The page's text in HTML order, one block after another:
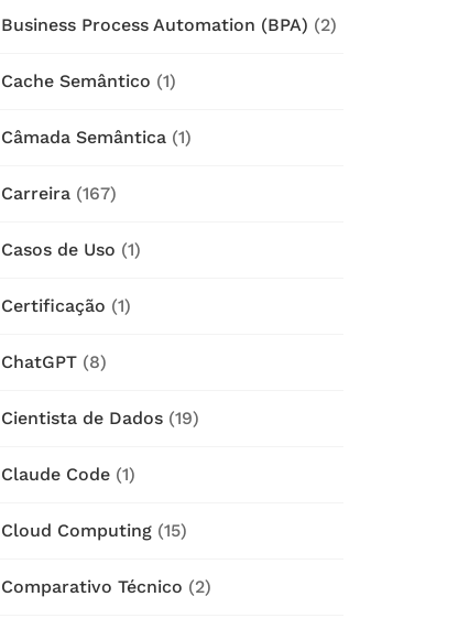
Business Process Automation (BPA) (2)
Cache Semântico (1)
Câmada Semântica (1)
Carreira (167)
Casos de Uso (1)
Certificação (1)
ChatGPT (8)
Cientista de Dados (19)
Claude Code (1)
Cloud Computing (15)
Comparativo Técnico (2)